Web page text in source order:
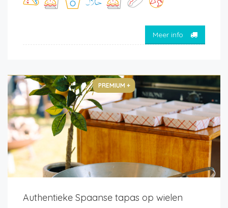
Meer info
PREMIUM +
Authentieke Spaanse tapas op wielen